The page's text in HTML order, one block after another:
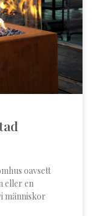
oavsett
eller en
människor